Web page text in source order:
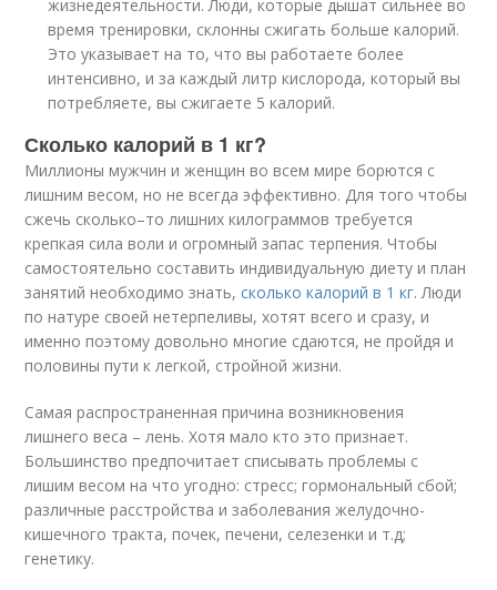
жизнедеятельности. Люди, которые дышат сильнее во
время тренировки, склонны сжигать больше калорий.
Это указывает на то, что вы работаете более
интенсивно, и за каждый литр кислорода, который вы
потребляете, вы сжигаете 5 калорий.
Сколько калорий в 1 кг?
Миллионы мужчин и женщин во всем мире борются с
лишним весом, но не всегда эффективно. Для того чтобы
сжечь сколько–то лишних килограммов требуется
крепкая сила воли и огромный запас терпения. Чтобы
самостоятельно составить индивидуальную диету и план
занятий необходимо знать,сколько калорий в 1 кг. Люди
по натуре своей нетерпеливы, хотят всего и сразу, и
именно поэтому довольно многие сдаются, не пройдя и
половины пути к легкой, стройной жизни.
Самая распространенная причина возникновения
лишнего веса – лень. Хотя мало кто это признает.
Большинство предпочитает списывать проблемы с
лишим весом на что угодно: стресс; гормональный сбой;
различные расстройства и заболевания желудочно-
кишечного тракта, почек, печени, селезенки и т.д;
генетику.